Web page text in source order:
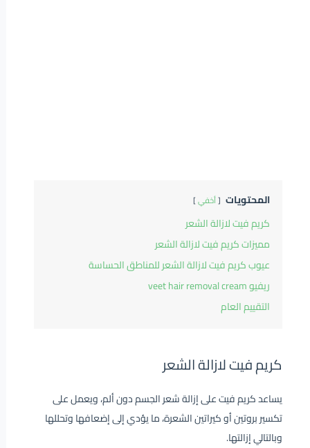
المحتويات أخفي
كريم فيت لازالة الشعر
مميزات كريم فيت لازالة الشعر
عيوب كريم فيت لازالة الشعر للمناطق الحساسة
ريفيو veet hair removal cream
التقييم العام
كريم فيت لازالة الشعر
يساعد كريم فيت على إزالة شعر الجسم دون ألم، ويعمل على
تكسير بروتين أو كيراتين الشعرة، ما يؤدي إلى إضعافها وتحللها
وبالتالي إزالتها.